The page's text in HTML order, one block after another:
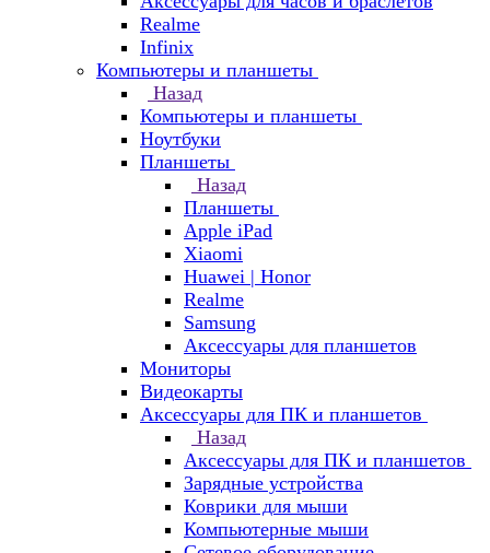
Realme
Infinix
Компьютеры и планшеты
Назад
Компьютеры и планшеты
Ноутбуки
Планшеты
Назад
Планшеты
Apple iPad
Xiaomi
Huawei | Honor
Realme
Samsung
Аксессуары для планшетов
Мониторы
Видеокарты
Аксессуары для ПК и планшетов
Назад
Аксессуары для ПК и планшетов
Зарядные устройства
Коврики для мыши
Компьютерные мыши